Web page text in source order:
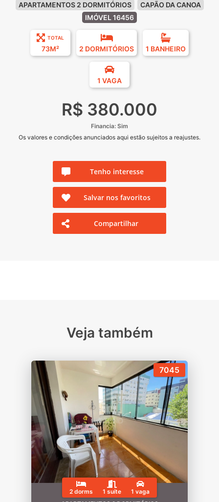
APARTAMENTOS 2 DORMITÓRIOS
CAPÃO DA CANOA
IMÓVEL 16456
TOTAL
73M² 2 DORMITÓRIOS 1 BANHEIRO
1 VAGA
R$ 380.000
Financia: Sim
Os valores e condições anunciados aqui estão sujeitos a reajustes.
Tenho interesse
Salvar nos favoritos
Compartilhar
Veja também
7045
2 dorms 1 suíte
1 vaga